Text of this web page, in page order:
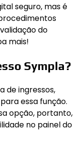
seguro, mas é
do
mais!
Sympla?
de ingressos,
essa função.
opção, portanto,
no painel do